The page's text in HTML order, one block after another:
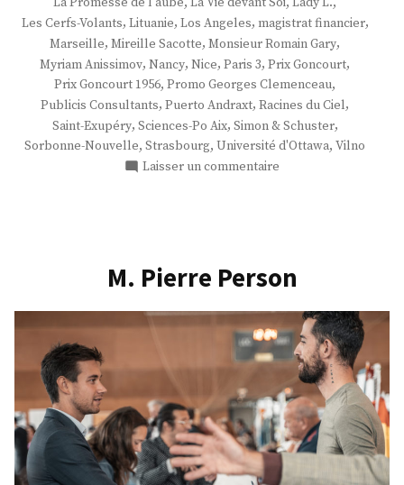
Les Cerfs-Volants, Lituanie, Los Angeles, magistrat financier,
Marseille, Mireille Sacotte, Monsieur Romain Gary,
Myriam Anissimov, Nancy, Nice, Paris 3, Prix Goncourt,
Prix Goncourt 1956, Promo Georges Clemenceau,
Publicis Consultants, Puerto Andraxt, Racines du Ciel,
Saint-Exupéry, Sciences-Po Aix, Simon & Schuster,
Sorbonne-Nouvelle, Strasbourg, Université d'Ottawa, Vilno
Laisser un commentaire
M. Pierre Person